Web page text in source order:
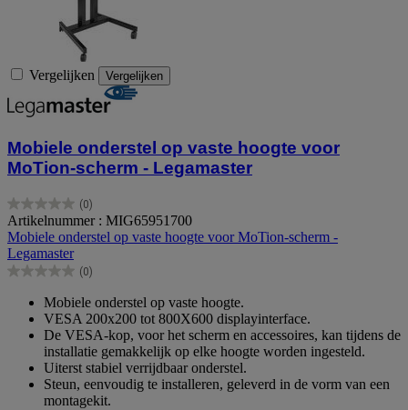
Vergelijken Vergelijken
Mobiele onderstel op vaste hoogte voor
MoTion-scherm - Legamaster
(0)
0.0
van
de
5
sterren.
Artikelnummer : MIG65951700
Mobiele onderstel op vaste hoogte voor MoTion-scherm -
Legamaster
(0)
0.0
sterren.
Mobiele onderstel op vaste hoogte.
VESA 200x200 tot 800X600 displayinterface.
De VESA-kop, voor het scherm en accessoires, kan tijdens de
installatie gemakkelijk op elke hoogte worden ingesteld.
Uiterst stabiel verrijdbaar onderstel.
Steun, eenvoudig te installeren, geleverd in de vorm van een
montagekit.